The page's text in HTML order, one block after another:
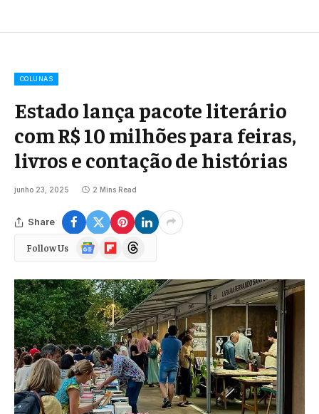
COLUNAS
Estado lança pacote literário
com R$ 10 milhões para feiras,
livros e contação de histórias
junho 23, 2025 2 Mins Read
Share
Follow Us
Google
News
FlipboardThreads